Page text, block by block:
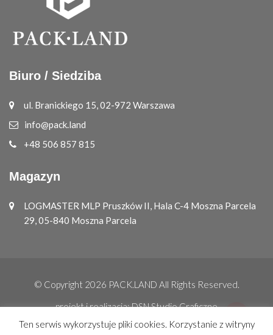
Biuro / Siedziba
ul. Branickiego 15, 02-972 Warszawa
info@pack.land
+48 506 857 815
Magazyn
LOGMASTER MLP Pruszków II, Hala C-4 Moszna Parcela
29, 05-840 Moszna Parcela
© Copyright 2026 PACK.LAND All Rights Reserved.
projekt i realizacja:DSN Studio Graficzne
Ten serwis wykorzystuje pliki cookies. Korzystanie z witryny